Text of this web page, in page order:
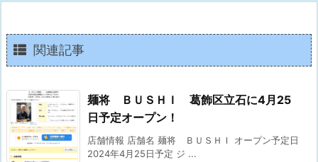
関連記事
麺将 ＢＵＳＨＩ 葛飾区立石に4月25
日予定オープン！
店舗情報 店舗名 麺将 ＢＵＳＨＩ オープン予定日
2024年4月25日予定 ジ ...